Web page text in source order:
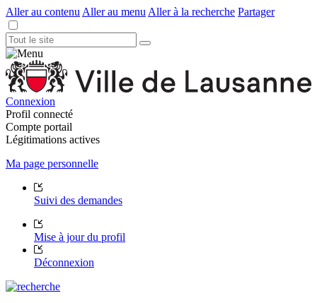
Aller au contenu Aller au menu Aller à la recherche Partager
Connexion
Profil connecté
Compte portail
Légitimations actives
Ma page personnelle
Suivi des demandes
Mise à jour du profil
Déconnexion